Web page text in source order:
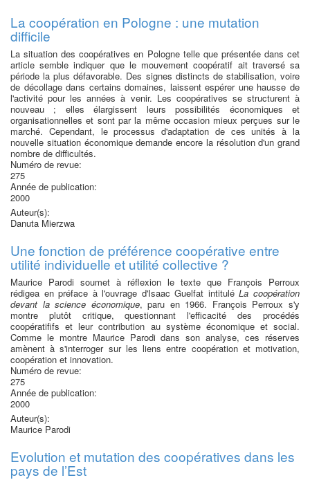
La coopération en Pologne : une mutation
difficile
La situation des coopératives en Pologne telle que présentée dans cet
article semble indiquer que le mouvement coopératif ait traversé sa
période la plus défavorable. Des signes distincts de stabilisation, voire
de décollage dans certains domaines, laissent espérer une hausse de
l'activité pour les années à venir. Les coopératives se structurent à
nouveau ; elles élargissent leurs possibilités économiques et
organisationnelles et sont par la même occasion mieux perçues sur le
marché. Cependant, le processus d'adaptation de ces unités à la
nouvelle situation économique demande encore la résolution d'un grand
nombre de difficultés.
Numéro de revue:
275
Année de publication:
2000
Auteur(s):
Danuta Mierzwa
Une fonction de préférence coopérative entre
utilité individuelle et utilité collective ?
Maurice Parodi soumet à réflexion le texte que François Perroux
rédigea en préface à l'ouvrage d'Isaac Guelfat intituléLa coopération
devant la science économique, paru en 1966. François Perroux s'y
montre plutôt critique, questionnant l'efficacité des procédés
coopératififs et leur contribution au système économique et social.
Comme le montre Maurice Parodi dans son analyse, ces réserves
amènent à s'interroger sur les liens entre coopération et motivation,
coopération et innovation.
Numéro de revue:
275
Année de publication:
2000
Auteur(s):
Maurice Parodi
Evolution et mutation des coopératives dans les
pays de l’Est